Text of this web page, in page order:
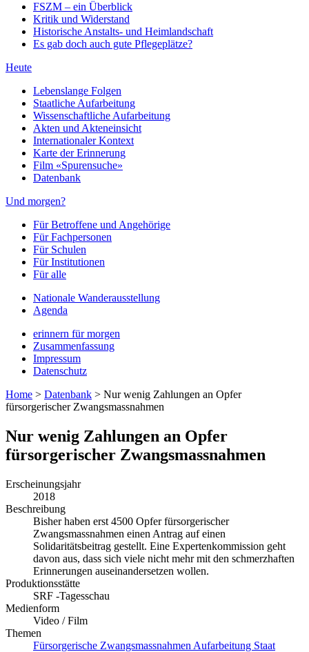
FSZM – ein Überblick
Kritik und Widerstand
Historische Anstalts- und Heimlandschaft
Es gab doch auch gute Pflegeplätze?
Heute
Lebenslange Folgen
Staatliche Aufarbeitung
Wissenschaftliche Aufarbeitung
Akten und Akteneinsicht
Internationaler Kontext
Karte der Erinnerung
Film «Spurensuche»
Datenbank
Und morgen?
Für Betroffene und Angehörige
Für Fachpersonen
Für Schulen
Für Institutionen
Für alle
Nationale Wanderausstellung
Agenda
erinnern für morgen
Zusammenfassung
Impressum
Datenschutz
Home > Datenbank > Nur wenig Zahlungen an Opfer
fürsorgerischer Zwangsmassnahmen
Nur wenig Zahlungen an Opfer
fürsorgerischer Zwangsmassnahmen
Erscheinungsjahr
2018
Beschreibung
Bisher haben erst 4500 Opfer fürsorgerischer
Zwangsmassnahmen einen Antrag auf einen
Solidaritätsbeitrag gestellt. Eine Expertenkommission geht
davon aus, dass sich viele nicht mehr mit den schmerzhaften
Erinnerungen auseinandersetzen wollen.
Produktionsstätte
SRF -Tagesschau
Medienform
Video / Film
Themen
Fürsorgerische Zwangsmassnahmen Aufarbeitung Staat